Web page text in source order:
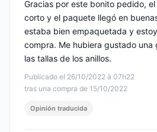
Publicado el 26/10/2022 à 07h22
tras una compra de 15/10/2022
Gracias por este bonito pedido,
corto y el paquete llegó en
estaba bien empaquetada y
compra. Me hubiera gustado una
las tallas de los anillos.
Opinión traducida